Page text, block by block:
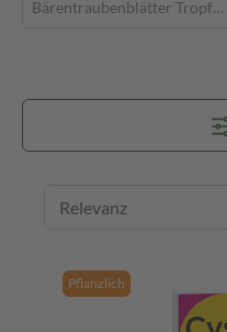
Bärentraubenblätter Tropfen
Pflanzlich